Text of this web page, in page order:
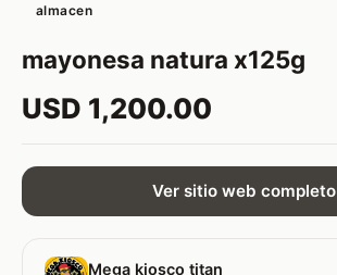
almacen
mayonesa natura x125g
USD 1,200.00
Ver sitio web completo
Mega kiosco titan